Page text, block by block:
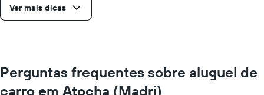
Ver mais dicas
Perguntas frequentes sobre aluguel de
carro em Atocha (Madri)